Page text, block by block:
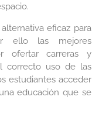
eficaz para
ello las mejores
ofertar carreras y
correcto uso de las
estudiantes acceder
educación que se